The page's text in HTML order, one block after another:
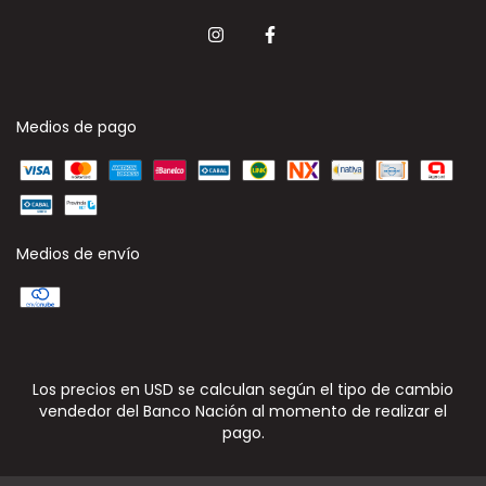
Medios de pago
Medios de envío
Los precios en USD se calculan según el tipo de cambio
vendedor del Banco Nación al momento de realizar el
pago.